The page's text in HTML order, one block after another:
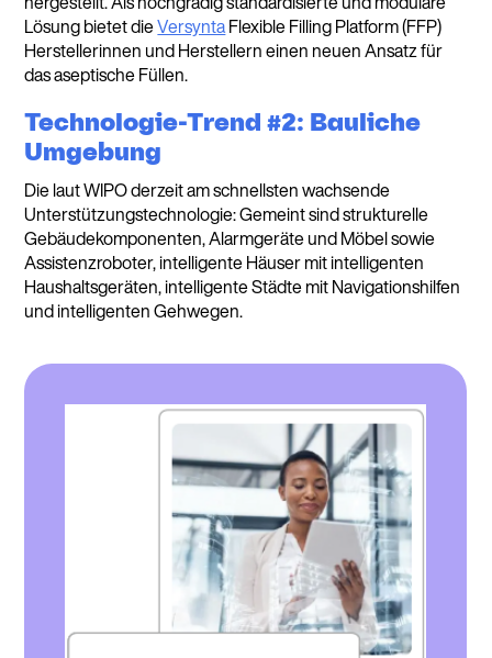
Lösung bietet dieVersyntaFlexible Filling Platform (FFP)
Herstellerinnen und Herstellern einen neuen Ansatz für
das aseptische Füllen.
Technologie-Trend #2: Bauliche
Umgebung
Die laut WIPO derzeit am schnellsten wachsende
Unterstützungstechnologie: Gemeint sind strukturelle
Gebäudekomponenten, Alarmgeräte und Möbel sowie
Assistenzroboter, intelligente Häuser mit intelligenten
Haushaltsgeräten, intelligente Städte mit Navigationshilfen
und intelligenten Gehwegen.